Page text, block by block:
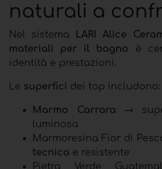
naturali a
Nel sistema LARI Alice
materiali per il bagno è
identità e prestazioni.
Le superfici dei top includono:
Marmo Carrara →
luminosa
Marmoresina Fior di
tecnica e resistente
Pietra Verde